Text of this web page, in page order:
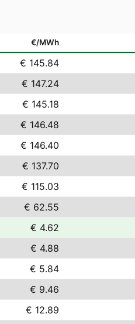
€/MWh
€ 145.84
€ 147.24
€ 145.18
€ 146.48
€ 146.40
€ 137.70
€ 115.03
€ 62.55
€ 4.62
€ 4.88
€ 5.84
€ 9.46
€ 12.89